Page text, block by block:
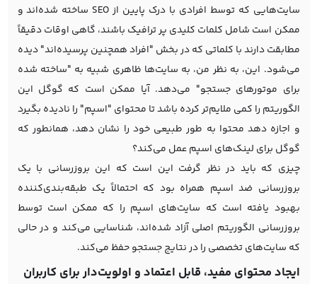
سایت‌هایی که توسط افرادی با درک پایین از SEO ساخته شده‌اند و
ممکن است شامل کلمات کلیدی پر ترافیک باشند، گاهی اوقات دقیقاً
مطابقت دارند با کلماتی که در بخش "افراد همچنین پرسیده‌اند" دیده
می‌شود. این، به نظر من، به سایت‌ها ظاهری شبیه به "ساخته شده
برای موتورهای جستجو" می‌دهد. آیا ممکن است که گوگل این
الگوریتم را کمی ملایم‌تر کرده باشد تا محتوای "اسپم" را نادیده بگیرد
و اجازه دهد محتوا به طور طبیعی خود را نشان دهد، همانطور که
گوگل برای لینک‌های اسپم عمل می‌کند؟
چیزی که باید در نظر گرفت این است که این بروزرسانی با یک
بروزرسانی ضد اسپم همراه بود که احتمالاً یک طبقه‌بندی‌کننده
بهبود یافته است که سایت‌های اسپم را که ممکن است توسط
بروزرسانی الگوریتم اصلی آزاد شده‌اند، شناسایی می‌کند و در حالی
که سایت‌های تخصصی را در نتایج جستجو حفظ می‌کند.
ایجاد محتوای مفید، قابل اعتماد و اولویت‌دار برای کاربران